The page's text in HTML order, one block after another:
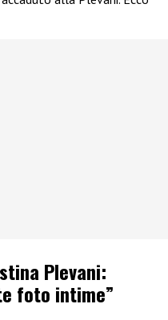
Plevani:
foto intime”